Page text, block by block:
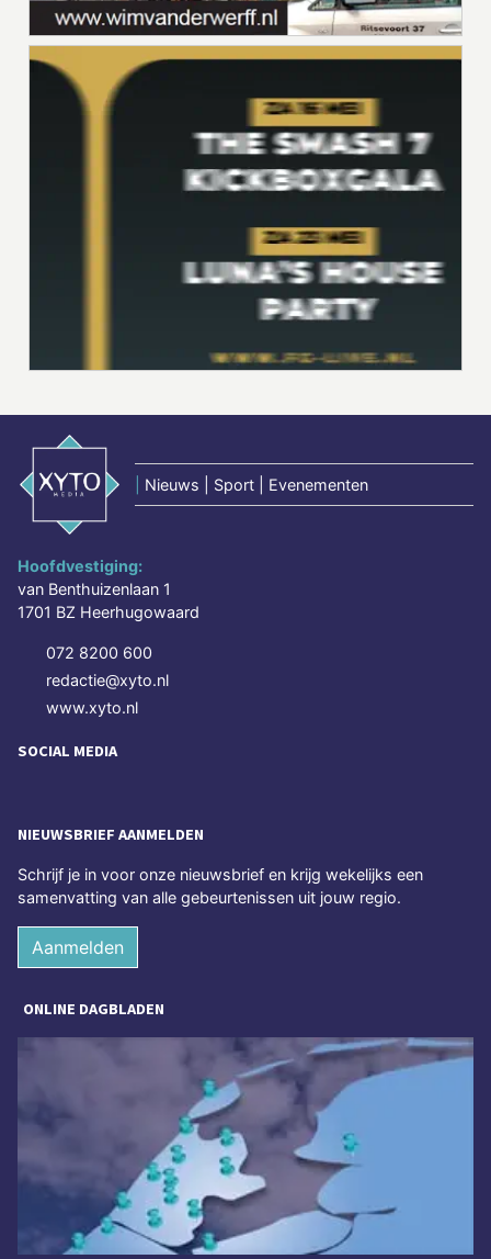
Nieuws | Sport | Evenementen
Hoofdvestiging:
van Benthuizenlaan 1
1701 BZ Heerhugowaard
072 8200 600
redactie@xyto.nl
www.xyto.nl
SOCIAL MEDIA
NIEUWSBRIEF AANMELDEN
Schrijf je in voor onze nieuwsbrief en krijg wekelijks een
samenvatting van alle gebeurtenissen uit jouw regio.
Aanmelden
ONLINE DAGBLADEN